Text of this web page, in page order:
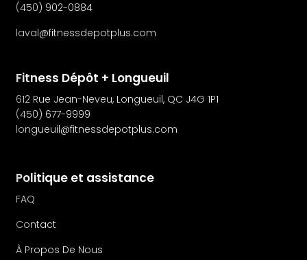
(450) 902-0884
laval@fitnessdepotplus.com
Fitness Dépôt + Longueuil
612 Rue Jean-Neveu, Longueuil, QC J4G 1P1
(450) 677-9999
longueuil@fitnessdepotplus.com
Politique et assistance
FAQ
Contact
À Propos De Nous